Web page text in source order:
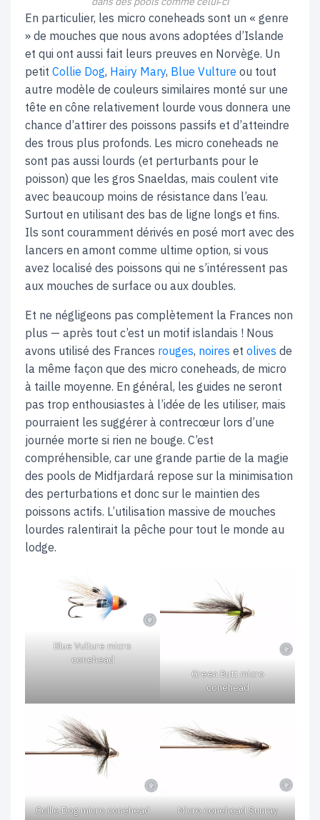
En particulier, les micro coneheads sont un « genre
» de mouches que nous avons adoptées d’Islande
et qui ont aussi fait leurs preuves en Norvège. Un
petit Collie Dog, Hairy Mary, Blue Vulture ou tout
autre modèle de couleurs similaires monté sur une
tête en cône relativement lourde vous donnera une
chance d’attirer des poissons passifs et d’atteindre
des trous plus profonds. Les micro coneheads ne
sont pas aussi lourds (et perturbants pour le
poisson) que les gros Snaeldas, mais coulent vite
avec beaucoup moins de résistance dans l’eau.
Surtout en utilisant des bas de ligne longs et fins.
Ils sont couramment dérivés en posé mort avec des
lancers en amont comme ultime option, si vous
avez localisé des poissons qui ne s’intéressent pas
aux mouches de surface ou aux doubles.
Et ne négligeons pas complètement la Frances non
plus — après tout c’est un motif islandais ! Nous
avons utilisé des Frances rouges, noires et olives de
la même façon que des micro coneheads, de micro
à taille moyenne. En général, les guides ne seront
pas trop enthousiastes à l’idée de les utiliser, mais
pourraient les suggérer à contrecœur lors d’une
journée morte si rien ne bouge. C’est
compréhensible, car une grande partie de la magie
des pools de Midfjardará repose sur la minimisation
des perturbations et donc sur le maintien des
poissons actifs. L’utilisation massive de mouches
lourdes ralentirait la pêche pour tout le monde au
lodge.
Blue Vulture micro
conehead
Green Butt micro
conehead
Collie Dog micro conehead Micro conehead Sunray